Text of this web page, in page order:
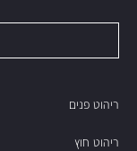
ריהוט פנים
ריהוט חוץ